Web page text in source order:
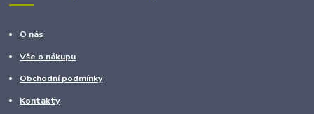
O nás
Vše o nákupu
Obchodní podmínky
Kontakty